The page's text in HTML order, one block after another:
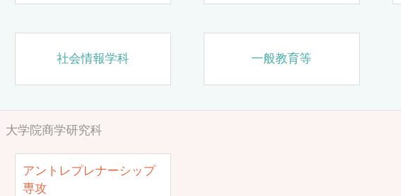
社会情報学科 一般教育等
大学院商学研究科
アントレプレナーシップ
専攻